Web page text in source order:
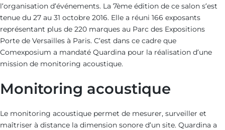
l’organisation d’événements. La 7ème édition de ce salon s’est
tenue du 27 au 31 octobre 2016. Elle a réuni 166 exposants
représentant plus de 220 marques au Parc des Expositions
Porte de Versailles à Paris. C’est dans ce cadre que
Comexposium a mandaté Quardina pour la réalisation d’une
mission de monitoring acoustique.
Monitoring acoustique
Le monitoring acoustique permet de mesurer, surveiller et
maîtriser à distance la dimension sonore d’un site. Quardina a